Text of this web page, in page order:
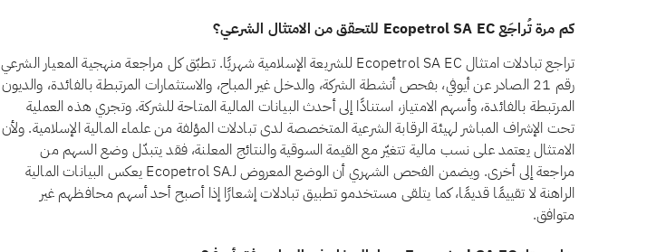
كم مرة تُراجَع Ecopetrol SA EC للتحقق من الامتثال الشرعي؟
تراجع تبادلات امتثال Ecopetrol SA EC للشريعة الإسلامية شهريًا. تطبّق كل مراجعة منهجية المعيار الشرعي
رقم 21 الصادر عن أيوفي، بفحص أنشطة الشركة، والدخل غير المباح، والاستثمارات المرتبطة بالفائدة، والديون
المرتبطة بالفائدة، وأسهم الامتياز، استنادًا إلى أحدث البيانات المالية المتاحة للشركة. وتجري هذه العملية
تحت الإشراف المباشر لهيئة الرقابة الشرعية المتخصصة لدى تبادلات المؤلفة من علماء المالية الإسلامية. ولأن
الامتثال يعتمد على نسب مالية تتغيّر مع القيمة السوقية والنتائج المعلنة، فقد يتبدّل وضع السهم من
مراجعة إلى أخرى. ويضمن الفحص الشهري أن الوضع المعروض لـEcopetrol SA يعكس البيانات المالية
الراهنة لا تقييمًا قديمًا، كما يتلقى مستخدمو تطبيق تبادلات إشعارًا إذا أصبح أحد أسهم محافظهم غير
متوافق.